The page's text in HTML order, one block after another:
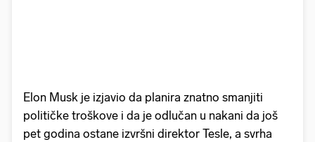
Elon Musk je izjavio da planira znatno smanjiti
političke troškove i da je odlučan u nakani da još
pet godina ostane izvršni direktor Tesle, a svrha